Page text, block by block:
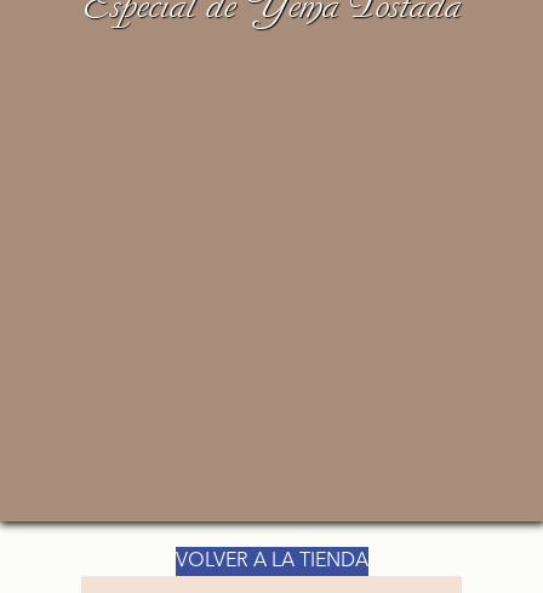
VOLVER A LA TIENDA